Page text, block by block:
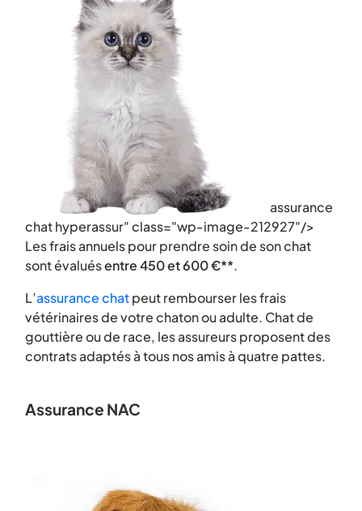
assurance
chat hyperassur" class="wp-image-212927"/>
Les frais annuels pour prendre soin de son chat
sont évaluésentre 450 et 600 €**.
L’assurance chatpeut rembourser les frais
vétérinaires de votre chaton ou adulte. Chat de
gouttière ou de race, les assureurs proposent des
contrats adaptés à tous nos amis à quatre pattes.
Assurance NAC